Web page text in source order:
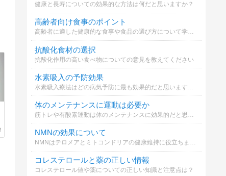
健康と長寿についての効果的な方法は何だと思いますか？
高齢者向け食事のポイント
高齢者に適した健康的な食事や食品の選び方について学びましょう
抗酸化食材の選択
抗酸化作用の高い食べ物についての意見を教えてください
水素吸入の予防効果
体のメンテナンスに運動は必要か
筋トレや有酸素運動は体のメンテナンスに効果的だと思いますか？
NMNの効果について
NMNはテロメアとミトコンドリアの健康維持に役立ちます。あなたはどの効果に興味がありますか？
コレステロールと薬の正しい情報
コレステロール値や薬についての正しい知識と注意点は？